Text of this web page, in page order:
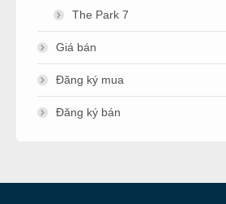
The Park 7
Giá bán
Đăng ký mua
Đăng ký bán